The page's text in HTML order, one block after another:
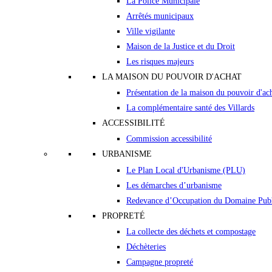
Arrêtés municipaux
Ville vigilante
Maison de la Justice et du Droit
Les risques majeurs
LA MAISON DU POUVOIR D'ACHAT
Présentation de la maison du pouvoir
La complémentaire santé des Villards
ACCESSIBILITÉ
Commission accessibilité
URBANISME
Le Plan Local d'Urbanisme (PLU)
Les démarches d’urbanisme
Redevance d’Occupation du Domaine
PROPRETÉ
La collecte des déchets et compostage
Déchèteries
Campagne propreté